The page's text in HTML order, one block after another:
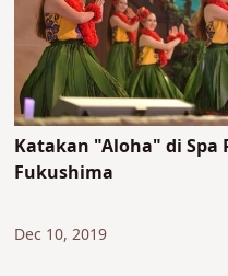
Katakan "Aloha" di Spa
Fukushima
Dec 10, 2019